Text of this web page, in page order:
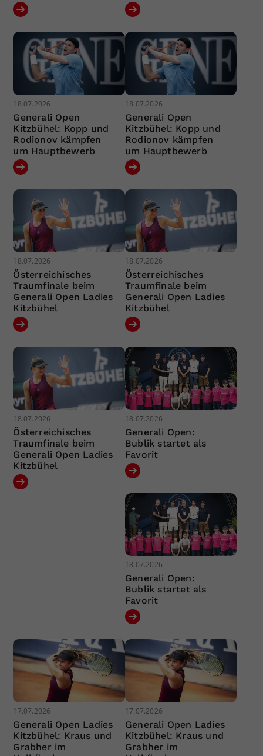
18.07.2026
Generali Open
Kitzbühel: Kopp und
Rodionov kämpfen
um Hauptbewerb
18.07.2026
Generali Open
Kitzbühel: Kopp und
Rodionov kämpfen
um Hauptbewerb
18.07.2026
Österreichisches
Traumfinale beim
Generali Open Ladies
Kitzbühel
18.07.2026
Österreichisches
Traumfinale beim
Generali Open Ladies
Kitzbühel
18.07.2026
Österreichisches
Traumfinale beim
Generali Open Ladies
Kitzbühel
18.07.2026
Generali Open:
Bublik startet als
Favorit
18.07.2026
Generali Open:
Bublik startet als
Favorit
17.07.2026
Generali Open Ladies
Kitzbühel: Kraus und
Grabher im
17.07.2026
Generali Open Ladies
Kitzbühel: Kraus und
Grabher im